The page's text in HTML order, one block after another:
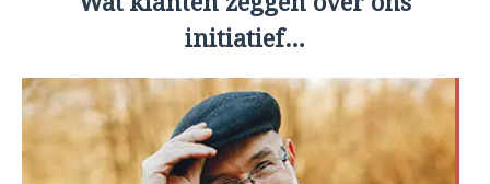
initiatief…